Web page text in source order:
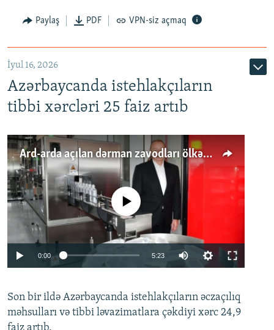
Paylaş PDF VPN-siz açmaq
İyul 16, 2026
Azərbaycanda istehlakçıların
tibbi xərcləri 25 faiz artıb
Ard-arda açılan dərman zavodları ölkənin tələbatını ödəyirmi?
Auto 240p 360p 480p
No media source currently available
0:00 5:23
360p
480p
Son bir ildə Azərbaycanda istehlakçıların əczaçılıq
məhsulları və tibbi ləvazimatlara çəkdiyi xərc 24,9